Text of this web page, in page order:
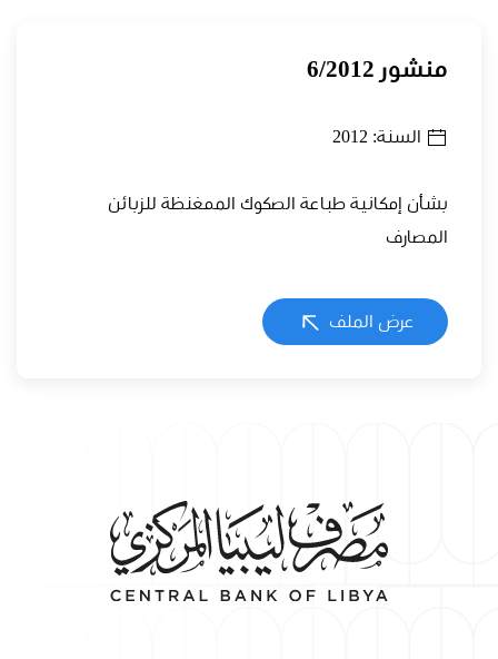
منشور 6/2012
السنة: 2012
بشأن إمكانية طباعة الصكوك الممغنظة للزبائن
المصارف
عرض الملف